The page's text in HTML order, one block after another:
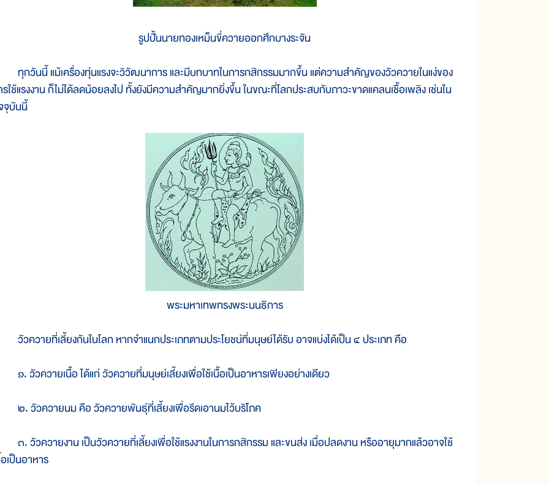
รูปปั้นนายทองเหม็นขี่ควายออกศึกบางระจัน
วันนี้ แม้เครื่องทุ่นแรงจะวิวัฒนาการ และมีบทบาทในการกสิกรรมมากขึ้น แต่ความสำคัญของวัวควายในแง่ของ
ใช้แรงงาน ก็ไม่ได้ลดน้อยลงไป ทั้งยังมีความสำคัญมากยิ่งขึ้น ในขณะที่โลกประสบกับภาวะขาดแคลนเชื้อเพลิง เช่นใน
จุบันนี้
พระมหาเทพทรงพระนนธิการ
ควายที่เลี้ยงกันในโลก หากจำแนกประเภทตามประโยชน์ที่มนุษย์ได้รับ อาจแบ่งได้เป็น ๔ ประเภท คือ
วัวควายเนื้อ ได้แก่ วัวควายที่มนุษย์เลี้ยงเพื่อใช้เนื้อเป็นอาหารเพียงอย่างเดียว
วัวควายนม คือ วัวควายพันธุ์ที่เลี้ยงเพื่อรีดเอานมไว้บริโภค
วัวควายงาน เป็นวัวควายที่เลี้ยงเพื่อใช้แรงงานในการกสิกรรม และขนส่ง เมื่อปลดงาน หรืออายุมากแล้วอาจใช้
เป็นอาหาร